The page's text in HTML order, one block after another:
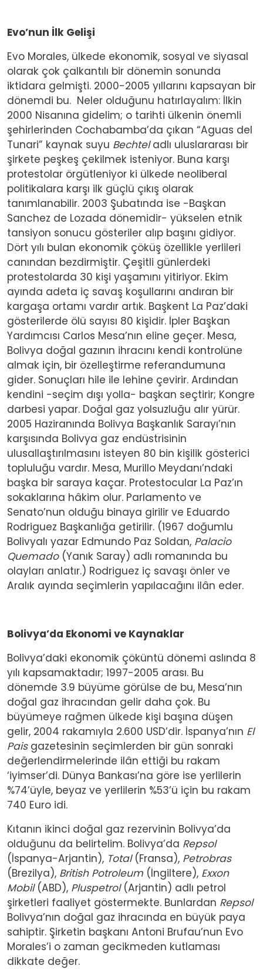
Evo’nun İlk Gelişi
Evo Morales, ülkede ekonomik, sosyal ve siyasal
olarak çok çalkantılı bir dönemin sonunda
iktidara gelmişti. 2000-2005 yıllarını kapsayan bir
dönemdi bu. Neler olduğunu hatırlayalım: İlkin
2000 Nisanına gidelim; o tarihti ülkenin önemli
şehirlerinden Cochabamba’da çıkan “Aguas del
Tunari” kaynak suyu Bechteladlı uluslararası bir
şirkete peşkeş çekilmek isteniyor. Buna karşı
protestolar örgütleniyor ki ülkede neoliberal
politikalara karşı ilk güçlü çıkış olarak
tanımlanabilir. 2003 Şubatında ise -Başkan
Sanchez de Lozada dönemidir- yükselen etnik
tansiyon sonucu gösteriler alıp başını gidiyor.
Dört yılı bulan ekonomik çöküş özellikle yerlileri
canından bezdirmiştir. Çeşitli günlerdeki
protestolarda 30 kişi yaşamını yitiriyor. Ekim
ayında adeta iç savaş koşullarını andıran bir
kargaşa ortamı vardır artık. Başkent La Paz’daki
gösterilerde ölü sayısı 80 kişidir. İpler Başkan
Yardımcısı Carlos Mesa’nın eline geçer. Mesa,
Bolivya doğal gazının ihracını kendi kontrolüne
almak için, bir özelleştirme referandumuna
gider. Sonuçları hile ile lehine çevirir. Ardından
kendini -seçim dışı yolla- başkan seçtirir; Kongre
darbesi yapar. Doğal gaz yolsuzluğu alır yürür.
2005 Haziranında Bolivya Başkanlık Sarayı’nın
karşısında Bolivya gaz endüstrisinin
ulusallaştırılmasını isteyen 80 bin kişilik gösterici
topluluğu vardır. Mesa, Murillo Meydanı’ndaki
başka bir saraya kaçar. Protestocular La Paz’ın
sokaklarına hâkim olur. Parlamento ve
Senato’nun olduğu binaya girilir ve Eduardo
Rodriguez Başkanlığa getirilir. (1967 doğumlu
Bolivyalı yazar Edmundo Paz Soldan, Palacio
Quemado(Yanık Saray) adlı romanında bu
olayları anlatır.) Rodriguez iç savaşı önler ve
Aralık ayında seçimlerin yapılacağını ilân eder.
Bolivya’da Ekonomi ve Kaynaklar
Bolivya’daki ekonomik çöküntü dönemi aslında 8
yılı kapsamaktadır; 1997-2005 arası. Bu
dönemde 3.9 büyüme görülse de bu, Mesa’nın
doğal gaz ihracından gelir daha çok. Bu
büyümeye rağmen ülkede kişi başına düşen
gelir, 2004 rakamıyla 2.600 USD’dir. İspanya’nın El
Paisgazetesinin seçimlerden bir gün sonraki
değerlendirmelerinde ilân ettiği bu rakam
‘iyimser’di. Dünya Bankası’na göre ise yerlilerin
%74’üyle, beyaz ve yerlilerin %53’ü için bu rakam
740 Euro idi.
Kıtanın ikinci doğal gaz rezervinin Bolivya’da
olduğunu da belirtelim. Bolivya’da Repsol
(İspanya-Arjantin), Total (Fransa), Petrobras
(Brezilya), British Potroleum (İngiltere), Exxon
Mobil(ABD), Pluspetrol (Arjantin) adlı petrol
şirketleri faaliyet göstermekte. Bunlardan Repsol
Bolivya’nın doğal gaz ihracında en büyük paya
sahiptir. Şirketin başkanı Antoni Brufau’nun Evo
Morales’i o zaman gecikmeden kutlaması
dikkate değer.